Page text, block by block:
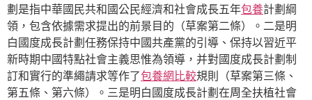
劃是指中華國民共和國公民經濟和社會成長五年包養計劃綱
領，包含依據需求提出的前景目的（草案第二條）。二是明
白國度成長計劃任務保持中國共產黨的引導、保持以習近平
新時期中國特點社會主義思惟為領導，并對國度成長計劃制
訂和實行的準繩請求等作了包養網比較規則（草案第三條、
第五條、第六條）。三是明白國度成長計劃在周全扶植社會